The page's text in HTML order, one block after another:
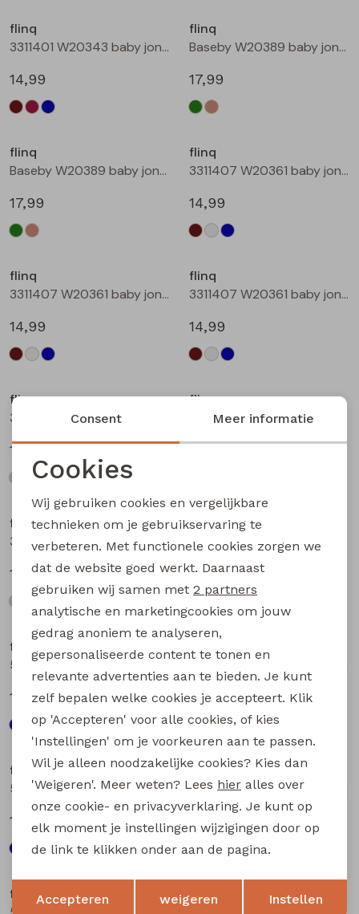
Bermuda's
flinq
3311401 W20343 baby jongens sweater Petrol
14,99
flinq
Baseby W20389 baby jongens vest Bottle
17,99
flinq
Baseby W20389 baby jongens vest Taupe
17,99
flinq
3311407 W20361 baby jongens sweater Bruin donker
14,99
flinq
3311407 W20361 baby jongens sweater Roest
14,99
flinq
3311407 W20361 baby jongens sweater Petrol
14,99
flinq
12,99
flinq
12,99
flinq
3311408 W20362 baby jongens sweater Blauw licht
12,99
flinq
17,99
flinq
506442BB W20263 baby jongens lange broek Denim black
17,99
16,99
flinq
506331BB W20264 baby jongens lange broek Denim black
16,99
flinq
16,99
flinq
flinq
Noodzakelijke cookies
Analytische cookies
Marketing cookies
Terug Opslaan
Consent Meer informatie
Cookies
Wij gebruiken cookies en vergelijkbare
technieken om je gebruikservaring te
verbeteren. Met functionele cookies zorgen we
dat de website goed werkt. Daarnaast
gebruiken wij samen met 2 partners
analytische en marketingcookies om jouw
gedrag anoniem te analyseren,
gepersonaliseerde content te tonen en
relevante advertenties aan te bieden. Je kunt
zelf bepalen welke cookies je accepteert. Klik
op 'Accepteren' voor alle cookies, of kies
'Instellingen' om je voorkeuren aan te passen.
Wil je alleen noodzakelijke cookies? Kies dan
'Weigeren'. Meer weten? Lees hier alles over
onze cookie- en privacyverklaring. Je kunt op
elk moment je instellingen wijzigingen door op
de link te klikken onder aan de pagina.
Accepteren weigeren Instellen